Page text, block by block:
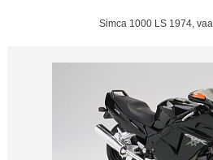
Simca 1000 LS 1974,